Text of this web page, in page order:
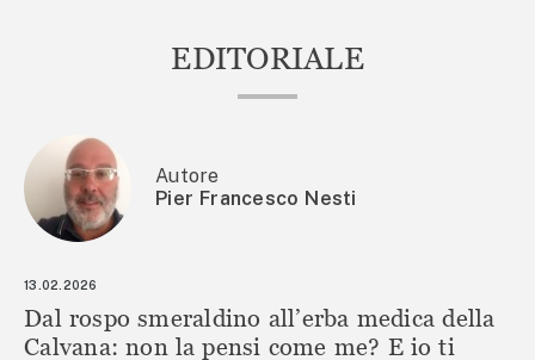
EDITORIALE
Autore
Pier Francesco Nesti
13.02.2026
Dal rospo smeraldino all’erba medica della
Calvana: non la pensi come me? E io ti